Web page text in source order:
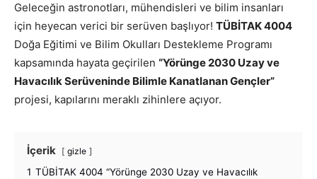
Geleceğin astronotları, mühendisleri ve bilim insanları
için heyecan verici bir serüven başlıyor! TÜBİTAK 4004
Doğa Eğitimi ve Bilim Okulları Destekleme Programı
kapsamında hayata geçirilen “Yörünge 2030 Uzay ve
Havacılık Serüveninde Bilimle Kanatlanan Gençler”
projesi, kapılarını meraklı zihinlere açıyor.
İçerik gizle
1 TÜBİTAK 4004 “Yörünge 2030 Uzay ve Havacılık